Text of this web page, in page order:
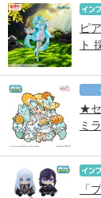
ピ
ト
★セ
ミ
「